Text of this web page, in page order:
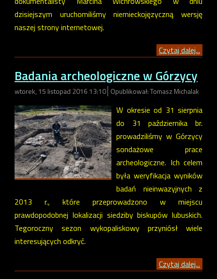
dzisiejszym uruchomiliśmy niemieckojęzyczną wersję
naszej strony internetowej.
Czytaj dalej...
Badania archeologiczne w Górzycy
wtorek, 15 listopad 2016 13:10 Opublikował: Tomasz Michalak
W okresie od 31 sierpnia
do 31 października br.
prowadziliśmy w Górzycy
sondażowe prace
archeologiczne. Ich celem
była weryfikacja wyników
badań nieinwazyjnych z
2013 r., które przeprowadzono w miejscu
prawdopodobnej lokalizacji siedziby biskupów lubuskich.
Tegoroczny sezon wykopaliskowy przyniósł wiele
interesujących odkryć.
Czytaj dalej...